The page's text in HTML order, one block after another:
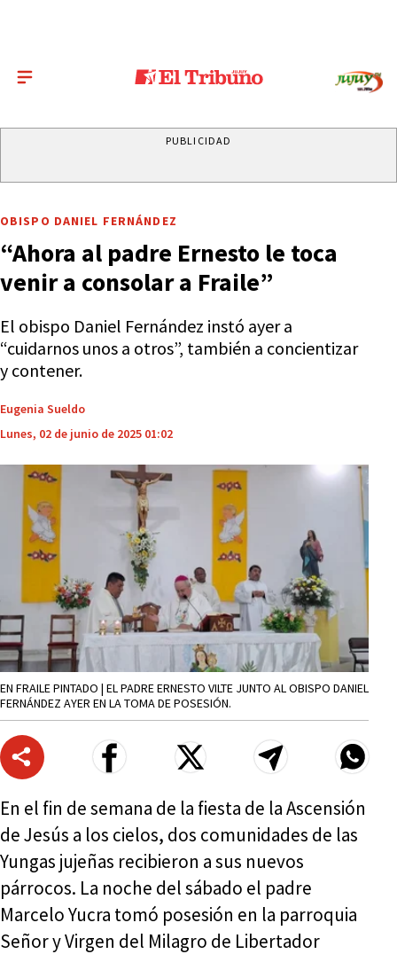
PUBLICIDAD
OBISPO DANIEL FERNÁNDEZ
“Ahora al padre Ernesto le toca
venir a consolar a Fraile”
El obispo Daniel Fernández instó ayer a
“cuidarnos unos a otros”, también a concientizar
y contener.
Eugenia Sueldo
Lunes, 02 de junio de 2025 01:02
EN FRAILE PINTADO | EL PADRE ERNESTO VILTE JUNTO AL OBISPO DANIEL
FERNÁNDEZ AYER EN LA TOMA DE POSESIÓN.
En el fin de semana de la fiesta de la Ascensión
de Jesús a los cielos, dos comunidades de las
Yungas jujeñas recibieron a sus nuevos
párrocos. La noche del sábado el padre
Marcelo Yucra tomó posesión en la parroquia
Señor y Virgen del Milagro de Libertador